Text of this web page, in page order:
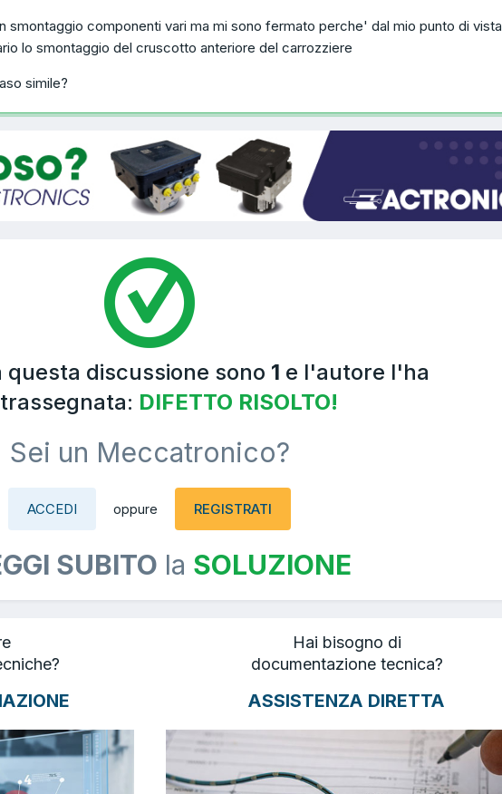
smontaggio componenti vari ma mi sono fermato perche' dal mio punto di vista
lo smontaggio del cruscotto anteriore del carrozziere
simile?
questa discussione sono 1 e l'autore l'ha
DIFETTO RISOLTO!
Sei un Meccatronico?
ACCEDI oppure REGISTRATI
SUBITO la SOLUZIONE
Hai bisogno di
documentazione tecnica?
ASSISTENZA DIRETTA